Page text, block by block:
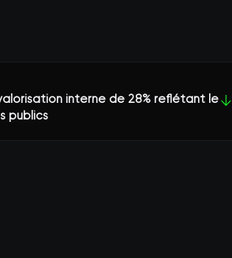
interne de 28% reflétant le
publics
↓